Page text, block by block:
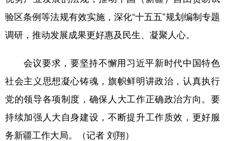
验区条例等法规有效实施，深化“十五五”规划编制专题
调研，推动发展成果更好惠及民生、凝聚人心。
会议要求，要坚持不懈用习近平新时代中国特色
社会主义思想凝心铸魂，旗帜鲜明讲政治，认真执行
党的领导各项制度，确保人大工作正确政治方向。要
持续加强人大自身建设，不断提升工作质效，更好服
务新疆工作大局。（记者 刘翔）